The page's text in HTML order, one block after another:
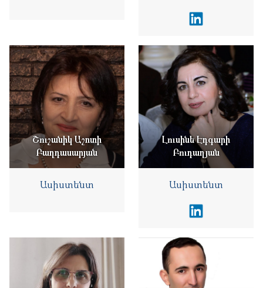
Շուշանիկ Աշոտի
Բաղդասարյան
Ասիստենտ
Լուսինե Էդգարի
Բուդաղյան
Ասիստենտ